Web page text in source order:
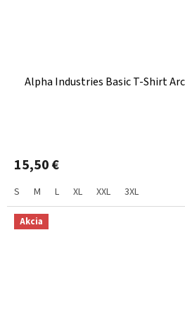
Alpha Industries Basic T-Shirt
15,50 €
S M L XL XXL 3XL
Akcia